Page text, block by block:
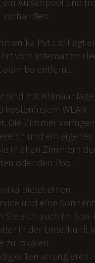
vorhanden.
Pvt.Ltd liegt
vom
entfernt.
sind mit
kostenfreiem WLAN
Die Zimmer
und ein eigenes
in allen Zimmern
oder den Pool.
bietet einen
und eine
Sie sich auch im Spa-
in der Unterkunft
zu lokalen
arrangieren.